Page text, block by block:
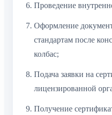
Проведение
Оформление
стандартам после
колбас;
Подача заявки на
лицензированной
Получение